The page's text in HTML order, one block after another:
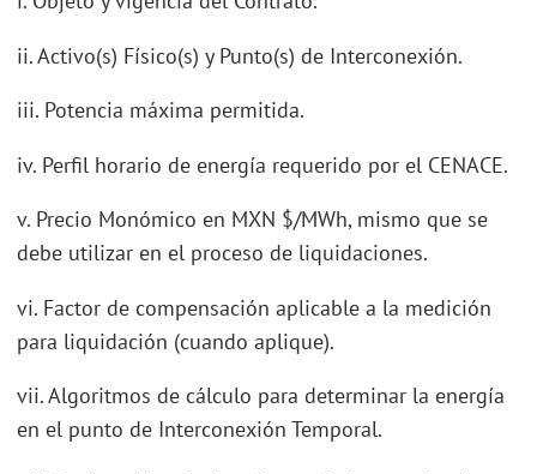
ii. Activo(s) Físico(s) y Punto(s) de Interconexión.
iii. Potencia máxima permitida.
iv. Perfil horario de energía requerido por el CENACE.
v. Precio Monómico en MXN $/MWh, mismo que se
debe utilizar en el proceso de liquidaciones.
vi. Factor de compensación aplicable a la medición
para liquidación (cuando aplique).
vii. Algoritmos de cálculo para determinar la energía
en el punto de Interconexión Temporal.